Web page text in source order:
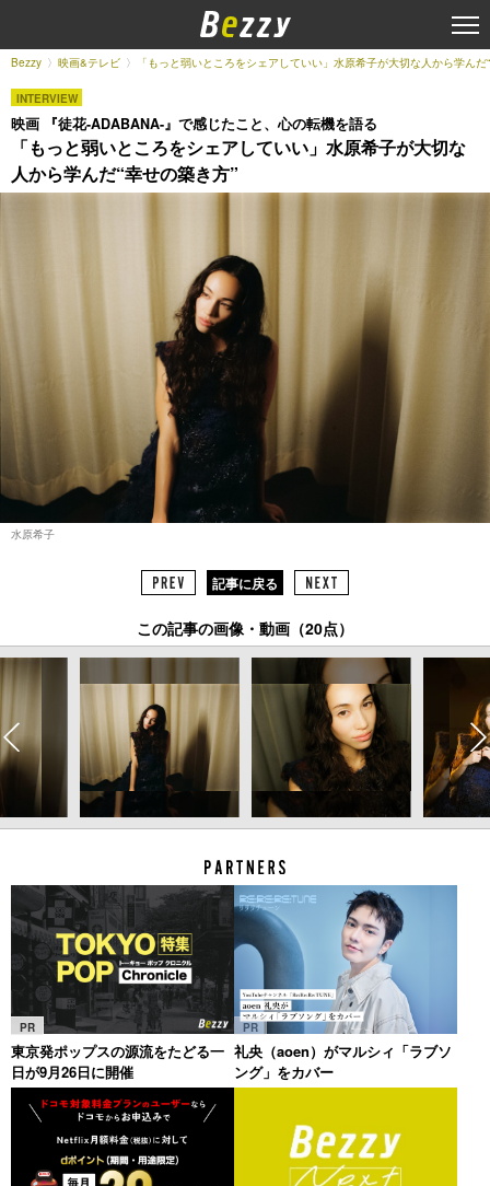
Bezzy 映画&テレビ 「もっと弱いところをシェアしていい」水原希子が大切な人から学んだ
INTERVIEW
映画 『徒花-ADABANA-』で感じたこと、心の転機を語る
「もっと弱いところをシェアしていい」水原希子が大切な
人から学んだ“幸せの築き方”
水原希子
記事に戻る
この記事の画像・動画（20点）
PR
東京発ポップスの源流をたどる一
日が9月26日に開催
PR
礼央（aoen）がマルシィ「ラブソ
ング」をカバー